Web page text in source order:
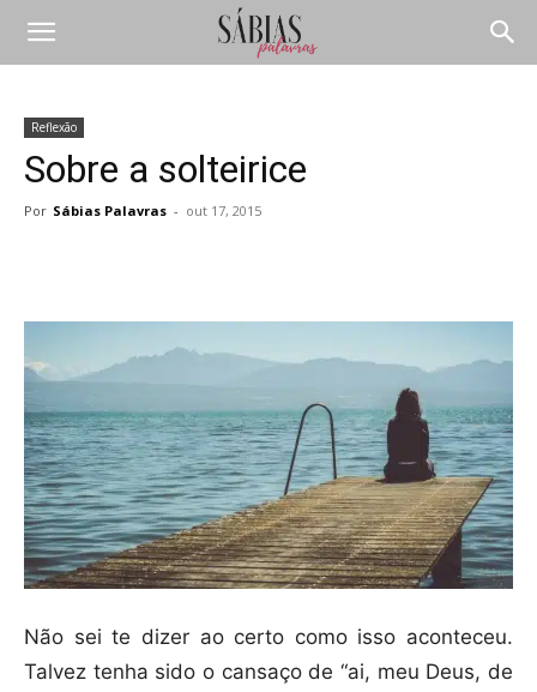
Reflexão
Sobre a solteirice
Por Sábias Palavras - out 17, 2015
Não sei te dizer ao certo como isso aconteceu.
Talvez tenha sido o cansaço de “ai, meu Deus, de